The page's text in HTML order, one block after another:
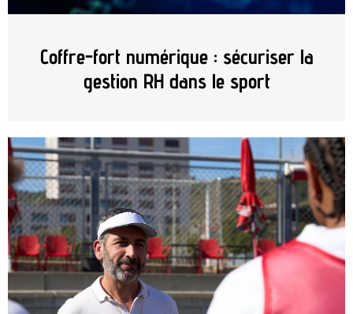
Coffre-fort numérique : sécuriser la
gestion RH dans le sport